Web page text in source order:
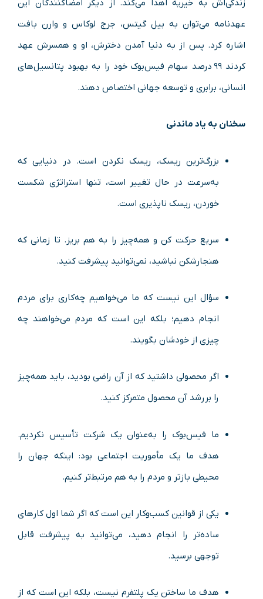
زندگی‌اش به خیریه اهدا می‌کند. از دیگر امضاکنندگان این
عهدنامه می‌توان به بیل گیتس، جرج لوکاس و وارن بافت
اشاره کرد. پس از به دنیا آمدن دخترش، او و همسرش عهد
کردند ۹۹ درصد سهام فیس‌بوک خود را به بهبود پتانسیل‌های
انسانی، برابری و توسعه جهانی اختصاص دهند.
سخنان به یاد ماندنی
بزرگ‌ترین ریسک، ریسک نکردن است. در دنیایی که
به‌سرعت در حال تغییر است، تنها استراتژی شکست
خوردن، ریسک ناپذیری است.
سریع حرکت کن و همه‌چیز را به هم بریز. تا زمانی که
هنجارشکن نباشید، نمی‌توانید پیشرفت کنید.
سؤال این نیست که ما می‌خواهیم چه‌کاری برای مردم
انجام دهیم؛ بلکه این است که مردم می‌خواهند چه
چیزی از خودشان بگویند.
اگر محصولی داشتید که از آن راضی بودید، باید همه‌چیز
را بر رشد آن محصول متمرکز کنید.
ما فیس‌بوک را به‌عنوان یک شرکت تأسیس نکردیم.
هدف ما یک مأموریت اجتماعی بود: اینکه جهان را
محیطی بازتر و مردم را به هم مرتبط‌تر کنیم.
یکی از قوانین کسب‌وکار این است که اگر شما اول کارهای
ساده‌تر را انجام دهید، می‌توانید به پیشرفت قابل
توجهی برسید.
هدف ما ساختن یک پلتفرم نیست، بلکه این است که از